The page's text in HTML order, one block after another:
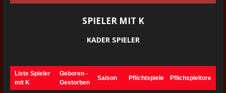
SPIELER MIT K
KADER SPIELER
Liste Spieler
mit K
Geboren -
Gestorben
Saison Pflichtspiele Pflichspieltore